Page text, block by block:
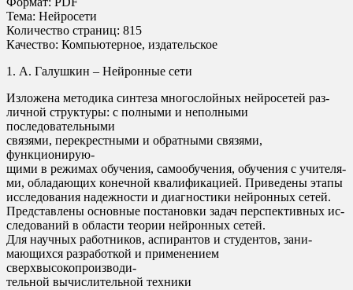
Тема: Нейросети
Количество страниц: 815
Качество: Компьютерное, издательское
1. А. Галушкин – Нейронные сети
Изложена методика синтеза многослойных нейросетей раз-
личной структуры: с полными и неполными
последовательными
связями, перекрестными и обратными связями,
функционирую-
щими в режимах обучения, самообучения, обучения с учителя-
ми, обладающих конечной квалификацией. Приведены этапы
исследования надежности и диагностики нейронных сетей.
Представлены основные постановки задач перспективных ис-
следований в области теории нейронных сетей.
Для научных работников, аспирантов и студентов, зани-
мающихся разработкой и применением
сверхвысокопроизводи-
тельной вычислительной техники